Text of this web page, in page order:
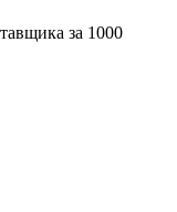
за 1000